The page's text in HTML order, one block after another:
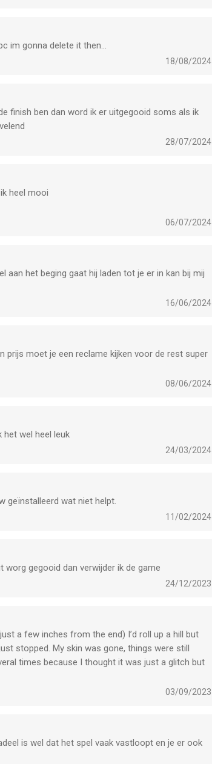
im gonna delete it then…
18/08/2024
finish ben dan word ik er uitgegooid soms als ik
28/07/2024
heel mooi
06/07/2024
aan het beging gaat hij laden tot je er in kan bij mij
16/06/2024
prijs moet je een reclame kijken voor de rest super
08/06/2024
het wel heel leuk
24/03/2024
geïnstalleerd wat niet helpt.
11/02/2024
worg gegooid dan verwijder ik de game
24/12/2023
a few inches from the end) I’d roll up a hill but
stopped. My skin was gone, things were still
times because I thought it was just a glitch but
03/09/2023
is wel dat het spel vaak vastloopt en je er ook